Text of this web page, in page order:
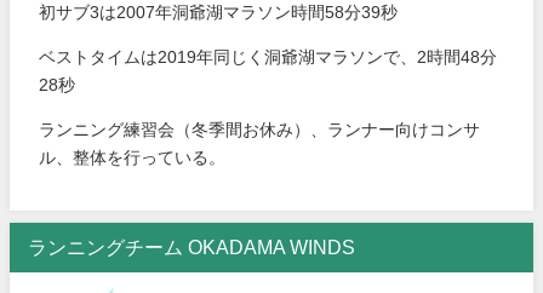
初サブ3は2007年洞爺湖マラソン時間58分39秒
ベストタイムは2019年同じく洞爺湖マラソンで、2時間48分
28秒
ランニング練習会（冬季間お休み）、ランナー向けコンサ
ル、整体を行っている。
ランニングチーム OKADAMA WINDS